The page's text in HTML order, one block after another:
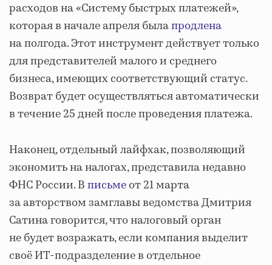
расходов на «Систему быстрых платежей»,
которая в начале апреля былапродлена
на полгода. Этот инструмент действует только
для представителей малого и среднего
бизнеса, имеющих соответствующий статус.
Возврат будет осуществляться автоматически
в течение 25 дней после проведения платежа.
Наконец, отдельный лайфхак, позволяющий
экономить на налогах, представила недавно
ФНС России. Вписьмеот 21 марта
за авторством замглавы ведомства Дмитрия
Сатина говорится, что налоговый орган
не будет возражать, если компания выделит
своё ИТ-подразделение в отдельное